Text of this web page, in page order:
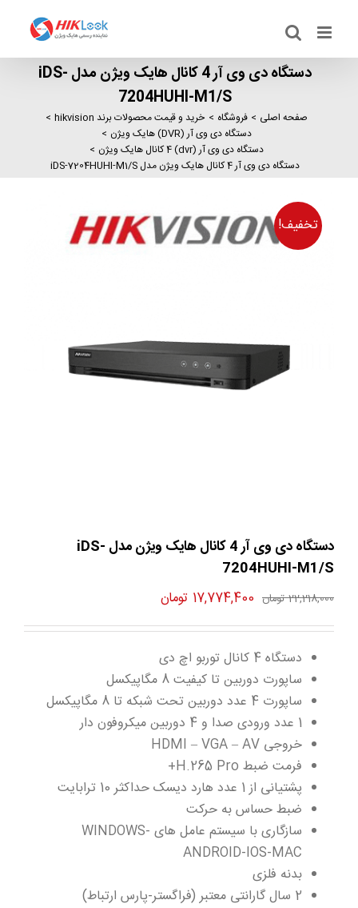
content
دستگاه دی وی آر 4 کانال هایک ویژن مدل iDS-
7204HUHI-M1/S
صفحه اصلی فروشگاه
خرید و قیمت محصولات برند hikvision
دستگاه دی وی آر (DVR) هایک ویژن
دستگاه دی وی آر (dvr) 4 کانال هایک ویژن
دستگاه دی وی آر 4 کانال هایک ویژن مدل iDS-7204HUHI-M1/S
تخفیف!
دستگاه دی وی آر 4 کانال هایک ویژن مدل iDS-
7204HUHI-M1/S
22,218,000تومان قیمت
بود.
17,774,400 تومانقیمت
است.
دستگاه 4 کانال توربو اچ دی
ساپورت دوربین تا کیفیت 8 مگاپیکسل
ساپورت 4 عدد دوربین تحت شبکه تا 8 مگاپیکسل
1 عدد ورودی صدا و 4 دوربین میکروفون دار
خروجی HDMI – VGA – AV
فرمت ضبط H.265 Pro+
پشتیانی از 1 عدد هارد دیسک حداکثر 10 ترابایت
ضبط حساس به حرکت
سازگاری با سیستم عامل های WINDOWS-
ANDROID-IOS-MAC
بدنه فلزی
2 سال گارانتی معتبر (فراگستر-پارس ارتباط)